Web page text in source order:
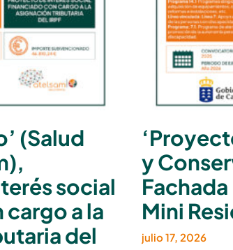
(Salud
social
a la
del
y
Fachada
Mini
julio 17, 2026